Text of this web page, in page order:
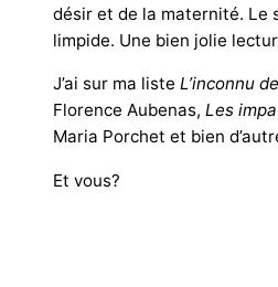
désir et de la maternité. Le
limpide. Une bien jolie
J’ai sur ma liste L’inconnu
Florence Aubenas, Les
Maria Porchet et bien
Et vous?